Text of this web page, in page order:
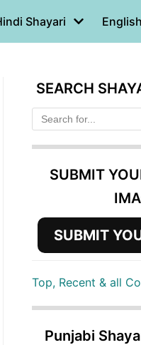
Shayari
SEARCH
SUBMIT
SUBMIT
Top, Recent & all
Punjabi